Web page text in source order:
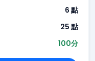
6 點
25 點
100分